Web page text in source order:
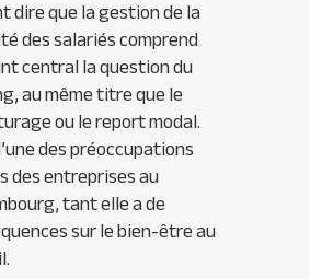
dire que la gestion de la
des salariés comprend
central la question du
au même titre que le
ou le report modal.
des préoccupations
des entreprises au
tant elle a de
sur le bien-être au